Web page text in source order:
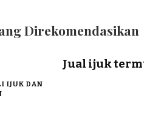
Direkomendasikan
IJUK DAN
Jual ijuk